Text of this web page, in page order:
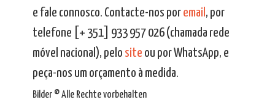
e fale connosco. Contacte-nos por email , por
telefone [+ 351] 933 957 026 (chamada rede
móvel nacional), pelo site ou por WhatsApp, e
peça-nos um orçamento à medida.
Bilder © Alle Rechte vorbehalten